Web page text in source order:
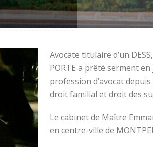
Avocate titulaire d’un
PORTE a prêté serment
profession d’avocat
droit familial et droit des
Le cabinet de Maître
en centre-ville de